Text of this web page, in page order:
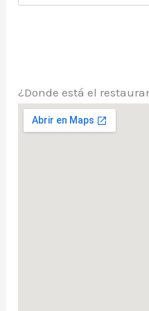
¿Donde está el